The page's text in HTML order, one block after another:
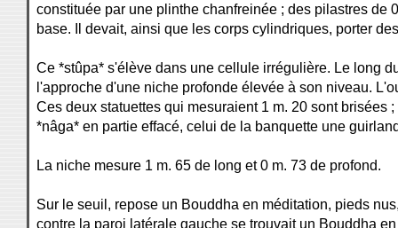
constituée par une plinthe chanfreinée ; des pilastres de
base. Il devait, ainsi que les corps cylindriques, porter
Ce *stûpa* s'élève dans une cellule irrégulière. Le long
l'approche d'une niche profonde élevée à son niveau.
Ces deux statuettes qui mesuraient 1 m. 20 sont
*nâga* en partie effacé, celui de la banquette une
La niche mesure 1 m. 65 de long et 0 m. 73 de profond.
Sur le seuil, repose un Bouddha en méditation, pieds
contre la paroi latérale gauche se trouvait un Bouddha